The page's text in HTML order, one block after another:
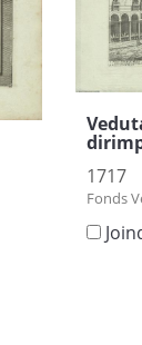
1717
Fonds